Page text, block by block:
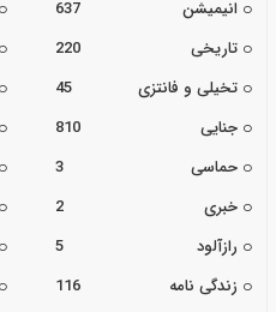
انیمیشن 637
تاریخی
220
تخیلی و فانتزی
45
جنایی
810
حماسی
3
خبری
2
رازآلود
5
زندگی نامه
116